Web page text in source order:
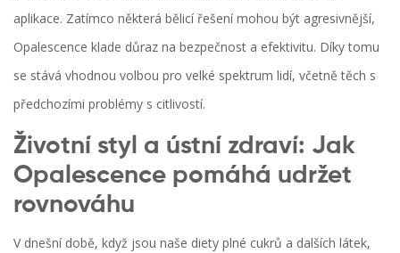
aplikace. Zatímco některá bělicí řešení mohou být agresivnější,
Opalescence klade důraz na bezpečnost a efektivitu. Díky tomu
se stává vhodnou volbou pro velké spektrum lidí, včetně těch s
předchozími problémy s citlivostí.
Životní styl a ústní zdraví: Jak
Opalescence pomáhá udržet
rovnováhu
V dnešní době, když jsou naše diety plné cukrů a dalších látek,